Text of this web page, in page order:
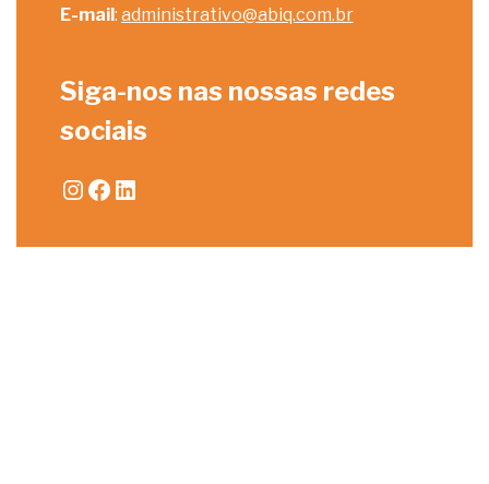
E-mail: administrativo@abiq.com.br
Siga-nos nas nossas redes
sociais
Instagram
Facebook
LinkedIn